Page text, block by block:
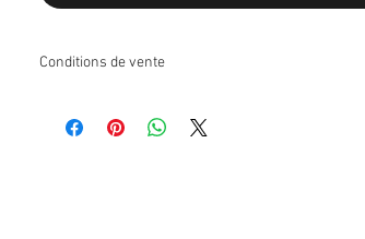
Conditions de vente
Je n'accepte pas les retours